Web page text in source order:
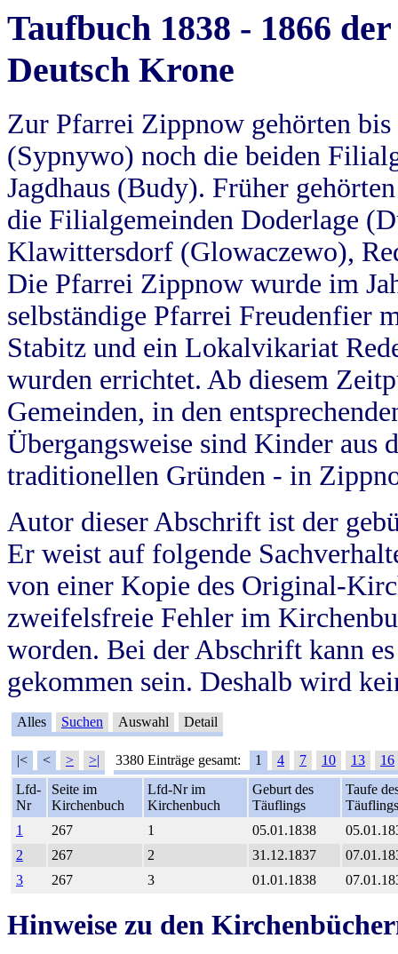
Taufbuch 1838 - 1866
Deutsch Krone
Zur Pfarrei Zippnow gehörten
(Sypnywo) noch die beiden
Jagdhaus (Budy). Früher
die Filialgemeinden Doderlage
Klawittersdorf (Glowaczewo),
Die Pfarrei Zippnow wurde im
selbständige Pfarrei Freudenfier
Stabitz und ein Lokalvikariat
wurden errichtet. Ab diesem
Gemeinden, in den
Übergangsweise sind Kinder aus
traditionellen Gründen - in
Autor dieser Abschrift ist der
Er weist auf folgende
von einer Kopie des Original-
zweifelsfreie Fehler im
worden. Bei der Abschrift kann
gekommen sein. Deshalb wird
Alles Suchen Auswahl Detail
|< < > >| 3380 Einträge gesamt: 1 4 7 10 13
16
Lfd-
Nr
Seite im
Kirchenbuch
Lfd-Nr im
Kirchenbuch
Geburt des
Täuflings
Taufe
Täuflings
1
267 1 05.01.1838
2
267 2 31.12.1837
3
267 3 01.01.1838
Hinweise zu den